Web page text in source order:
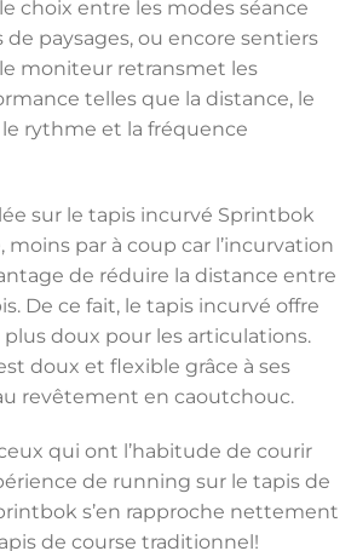
choix entre les modes séance
paysages, ou encore sentiers
le moniteur retransmet les
telles que la distance, le
rythme et la fréquence
sur le tapis incurvé Sprintbok
par à coup car l’incurvation
de réduire la distance entre
De ce fait, le tapis incurvé offre
doux pour les articulations.
doux et flexible grâce à ses
revêtement en caoutchouc.
qui ont l’habitude de courir
de running sur le tapis de
s’en rapproche nettement
de course traditionnel!